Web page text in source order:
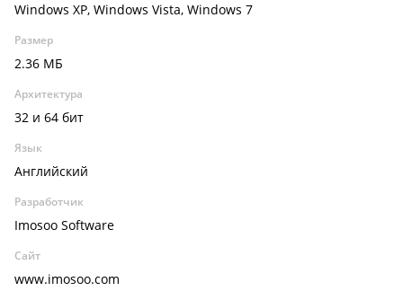
Windows XP, Windows Vista, Windows 7
Размер
2.36 МБ
Архитектура
32 и 64 бит
Язык
Английский
Разработчик
Imosoo Software
Сайт
www.imosoo.com